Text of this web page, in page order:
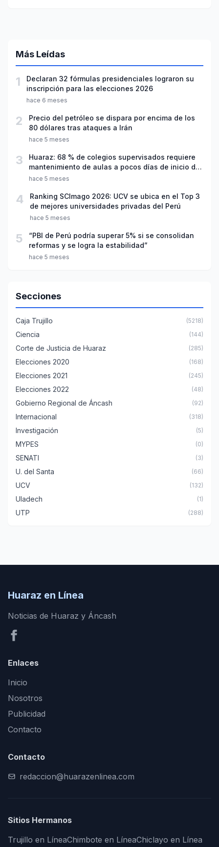
Más Leídas
1
Declaran 32 fórmulas presidenciales lograron su
inscripción para las elecciones 2026
hace 6 meses
2
Precio del petróleo se dispara por encima de los
80 dólares tras ataques a Irán
hace 5 meses
3
Huaraz: 68 % de colegios supervisados requiere
mantenimiento de aulas a pocos días de inicio del
año escolar 2026
hace 5 meses
4
Ranking SCImago 2026: UCV se ubica en el Top 3
de mejores universidades privadas del Perú
hace 5 meses
5
“PBI de Perú podría superar 5% si se consolidan
reformas y se logra la estabilidad”
hace 5 meses
Secciones
Caja Trujillo (5218)
Ciencia (144)
Corte de Justicia de Huaraz (285)
Elecciones 2020 (168)
Elecciones 2021 (245)
Elecciones 2022 (48)
Gobierno Regional de Áncash (92)
Internacional (318)
Investigación (5)
MYPES (0)
SENATI (3)
U. del Santa (66)
UCV (132)
Uladech (1)
UTP (288)
Huaraz en Línea
Noticias de Huaraz y Áncash
Enlaces
Inicio
Nosotros
Publicidad
Contacto
Contacto
redaccion@huarazenlinea.com
Sitios Hermanos
Trujillo en LíneaChimbote en LíneaChiclayo en Línea